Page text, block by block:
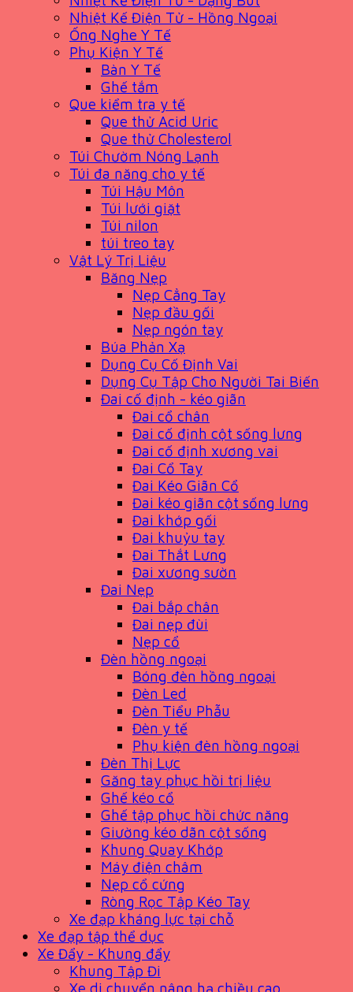
Nhiệt Kế Điện Tử - Hồng Ngoại
Ống Nghe Y Tế
Phụ Kiện Y Tế
Bàn Y Tế
Ghế tắm
Que kiểm tra y tế
Que thử Acid Uric
Que thử Cholesterol
Túi Chườm Nóng Lạnh
Túi đa năng cho y tế
Túi Hậu Môn
Túi lưới giặt
Túi nilon
túi treo tay
Vật Lý Trị Liệu
Băng Nẹp
Nẹp Cẳng Tay
Nẹp đầu gối
Nẹp ngón tay
Búa Phản Xạ
Dụng Cụ Cố Định Vai
Dụng Cụ Tập Cho Người Tai Biến
Đai cố định - kéo giãn
Đai cổ chân
Đai cố định cột sống lưng
Đai cố định xương vai
Đai Cổ Tay
Đai Kéo Giãn Cổ
Đai kéo giãn cột sống lưng
Đai khớp gối
Đai khuỷu tay
Đai Thắt Lưng
Đai xương sườn
Đai Nẹp
Đai bắp chân
Đai nẹp đùi
Nẹp cổ
Đèn hồng ngoại
Bóng đèn hồng ngoại
Đèn Led
Đèn Tiểu Phẫu
Đèn y tế
Phụ kiện đèn hồng ngoại
Đèn Thị Lực
Găng tay phục hồi trị liệu
Ghế kéo cổ
Ghế tập phục hồi chức năng
Giường kéo dãn cột sống
Khung Quay Khớp
Máy điện châm
Nẹp cổ cứng
Ròng Rọc Tập Kéo Tay
Xe đạp kháng lực tại chỗ
Xe đạp tập thể dục
Xe Đẩy - Khung đẩy
Khung Tập Đi
Xe di chuyển nâng hạ chiều cao